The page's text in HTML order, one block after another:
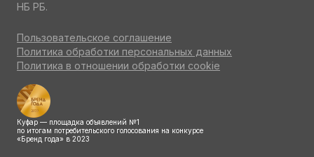
НБ РБ.
Пользовательское соглашение
Политика обработки персональных данных
Политика в отношении обработки cookie
Куфар — площадка объявлений №1
по итогам потребительского голосования на конкурсе
«Бренд года» в 2023